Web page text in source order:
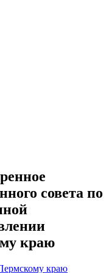
совета по
краю